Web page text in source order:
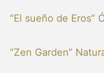
“El sueño de Eros”
“Zen Garden”